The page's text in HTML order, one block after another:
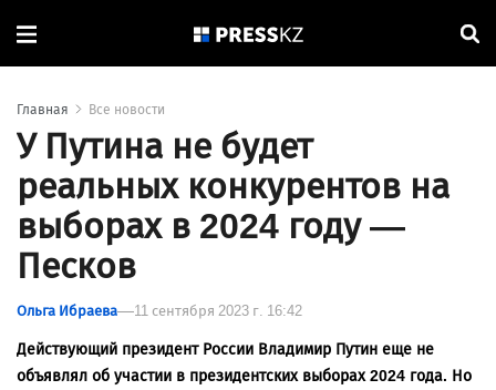
Главная Все новости
У Путина не будет
реальных конкурентов на
выборах в 2024 году —
Песков
Ольга Ибраева 11 сентября 2023 г. 16:42
Действующий президент России Владимир Путин еще не
объявлял об участии в президентских выборах 2024 года. Но